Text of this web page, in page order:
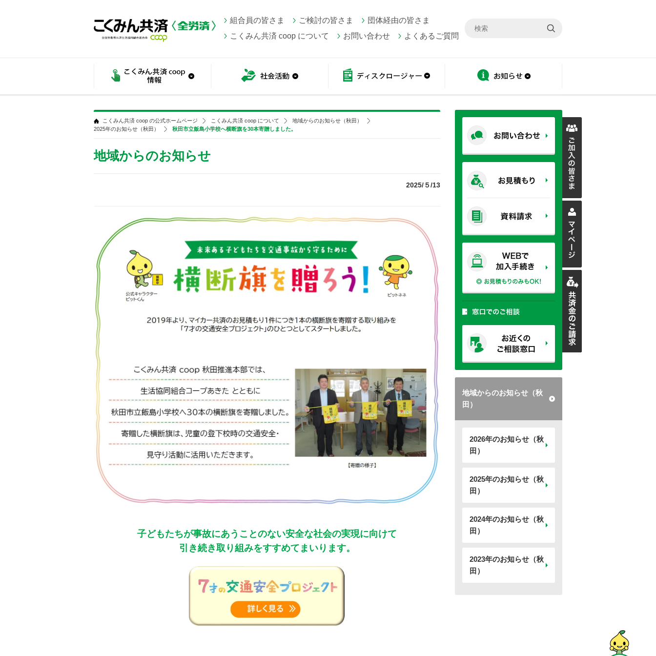
組合員の皆さま ご検討の皆さま
団体経由の皆さま
こくみん共済 coop について
お問い合わせ よくあるご質問
地域からのお知らせ（秋
田）
2026年のお知らせ（秋
田）
2025年のお知らせ（秋
田）
2024年のお知らせ（秋
田）
2023年のお知らせ（秋
田）
こくみん共済 coop の公式ホームページ こくみん共済 coop について
地域からのお知らせ（秋田）
2025年のお知らせ（秋田）
秋田市立飯島小学校へ横断旗を30本寄贈しました。
地域からのお知らせ
2025/５/13
子どもたちが事故にあうことのない安全な社会の実現に向けて
引き続き取り組みをすすめてまいります。